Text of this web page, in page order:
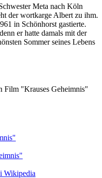
Meta nach Köln
der wortkarge Albert zu ihm.
in Schönhorst gastierte.
er hatte damals mit der
Sommer seines Lebens
Film "Krauses Geheimnis"
Wikipedia